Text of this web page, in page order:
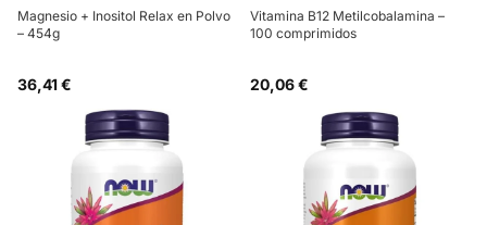
Magnesio + Inositol Relax en Polvo
– 454g
36,41 €
Vitamina B12 Metilcobalamina –
100 comprimidos
20,06 €